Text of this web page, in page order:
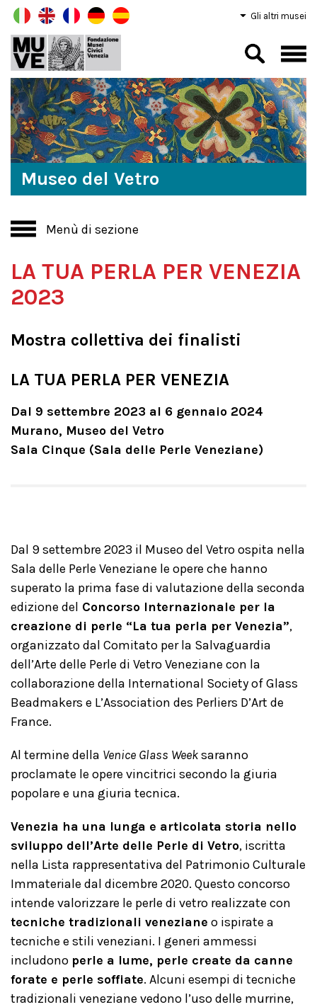
Gli altri musei
Museo del Vetro
Menù di sezione
LA TUA PERLA PER VENEZIA
2023
Mostra collettiva dei finalisti
LA TUA PERLA PER VENEZIA
Dal 9 settembre 2023 al 6 gennaio 2024
Murano, Museo del Vetro
Sala Cinque (Sala delle Perle Veneziane)
Dal 9 settembre 2023 il Museo del Vetro ospita nella
Sala delle Perle Veneziane le opere che hanno
superato la prima fase di valutazione della seconda
edizione del Concorso Internazionale per la
creazione di perle “La tua perla per Venezia”,
organizzato dal Comitato per la Salvaguardia
dell’Arte delle Perle di Vetro Veneziane con la
collaborazione della International Society of Glass
Beadmakers e L’Association des Perliers D’Art de
France.
Al termine della Venice Glass Weeksaranno
proclamate le opere vincitrici secondo la giuria
popolare e una giuria tecnica.
Venezia ha una lunga e articolata storia nello
sviluppo dell’Arte delle Perle di Vetro, iscritta
nella Lista rappresentativa del Patrimonio Culturale
Immateriale dal dicembre 2020. Questo concorso
intende valorizzare le perle di vetro realizzate con
tecniche tradizionali veneziane o ispirate a
tecniche e stili veneziani. I generi ammessi
includono perle a lume, perle create da canne
forate e perle soffiate. Alcuni esempi di tecniche
tradizionali veneziane vedono l’uso delle murrine,